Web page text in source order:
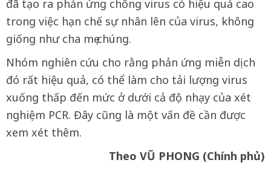
đã tạo ra phản ứng chống virus có hiệu quả cao
trong việc hạn chế sự nhân lên của virus, không
giống như cha mẹ chúng.
Nhóm nghiên cứu cho rằng phản ứng miễn dịch
đó rất hiệu quả, có thể làm cho tải lượng virus
xuống thấp đến mức ở dưới cả độ nhạy của xét
nghiệm PCR. Đây cũng là một vấn đề cần được
xem xét thêm.
Theo VŨ PHONG (Chính phủ)